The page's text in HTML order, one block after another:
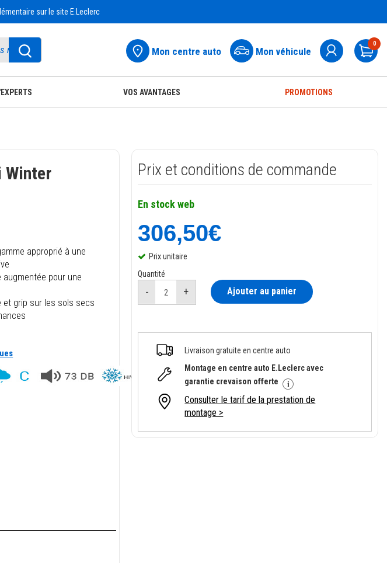
sur le site E.Leclerc
Mon centre auto Mon véhicule
0
VOS AVANTAGES PROMOTIONS
Winter
approprié à une
augmentée pour une
et grip sur les sols secs
Prix et conditions de commande
En stock web
306,50€
Prix unitaire
Quantité
Ajouter au panier
Livraison gratuite en centre auto
Montage en centre auto E.Leclerc avec
garantie crevaison offerte
Consulter le tarif de la prestation de
montage >